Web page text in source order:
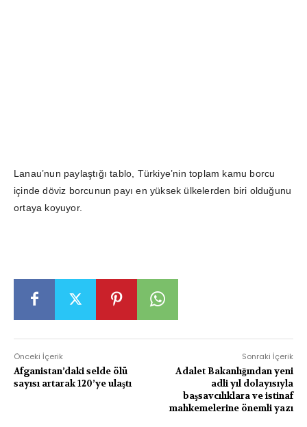
Lanau’nun paylaştığı tablo, Türkiye’nin toplam kamu borcu
içinde döviz borcunun payı en yüksek ülkelerden biri olduğunu
ortaya koyuyor.
Önceki İçerik
Afganistan’daki selde ölü
sayısı artarak 120’ye ulaştı
Sonraki İçerik
Adalet Bakanlığından yeni
adli yıl dolayısıyla
başsavcılıklara ve istinaf
mahkemelerine önemli yazı